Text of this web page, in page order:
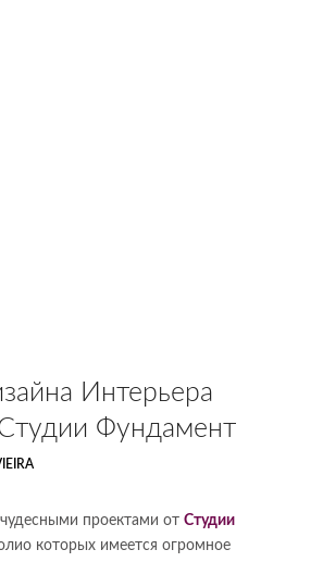
Интерьера
Фундамент
проектами от Студии
которых имеется огромное